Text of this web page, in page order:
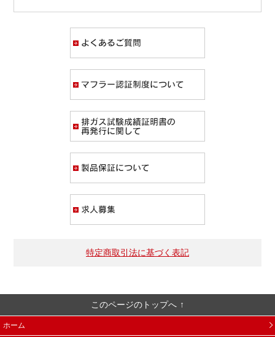
特定商取引法に基づく表記
このページのトップへ
ホーム